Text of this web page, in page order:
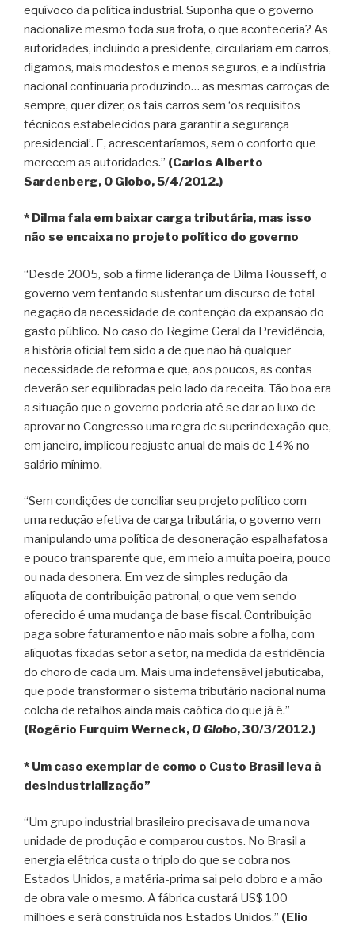
equívoco da política industrial. Suponha que o governo
nacionalize mesmo toda sua frota, o que aconteceria? As
autoridades, incluindo a presidente, circulariam em carros,
digamos, mais modestos e menos seguros, e a indústria
nacional continuaria produzindo… as mesmas carroças de
sempre, quer dizer, os tais carros sem ‘os requisitos
técnicos estabelecidos para garantir a segurança
presidencial’. E, acrescentaríamos, sem o conforto que
merecem as autoridades.” (Carlos Alberto
Sardenberg, O Globo, 5/4/2012.)
* Dilma fala em baixar carga tributária, mas isso
não se encaixa no projeto político do governo
“Desde 2005, sob a firme liderança de Dilma Rousseff, o
governo vem tentando sustentar um discurso de total
negação da necessidade de contenção da expansão do
gasto público. No caso do Regime Geral da Previdência,
a história oficial tem sido a de que não há qualquer
necessidade de reforma e que, aos poucos, as contas
deverão ser equilibradas pelo lado da receita. Tão boa era
a situação que o governo poderia até se dar ao luxo de
aprovar no Congresso uma regra de superindexação que,
em janeiro, implicou reajuste anual de mais de 14% no
salário mínimo.
“Sem condições de conciliar seu projeto político com
uma redução efetiva de carga tributária, o governo vem
manipulando uma política de desoneração espalhafatosa
e pouco transparente que, em meio a muita poeira, pouco
ou nada desonera. Em vez de simples redução da
alíquota de contribuição patronal, o que vem sendo
oferecido é uma mudança de base fiscal. Contribuição
paga sobre faturamento e não mais sobre a folha, com
alíquotas fixadas setor a setor, na medida da estridência
do choro de cada um. Mais uma indefensável jabuticaba,
que pode transformar o sistema tributário nacional numa
colcha de retalhos ainda mais caótica do que já é.”
(Rogério Furquim Werneck,O Globo, 30/3/2012.)
* Um caso exemplar de como o Custo Brasil leva à
desindustrialização”
“Um grupo industrial brasileiro precisava de uma nova
unidade de produção e comparou custos. No Brasil a
energia elétrica custa o triplo do que se cobra nos
Estados Unidos, a matéria-prima sai pelo dobro e a mão
de obra vale o mesmo. A fábrica custará US$ 100
milhões e será construída nos Estados Unidos.” (Elio